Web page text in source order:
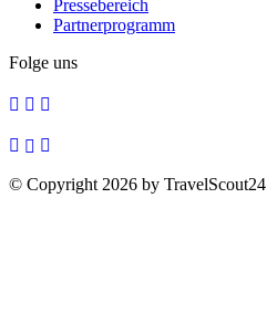
Pressebereich
Partnerprogramm
Folge uns
© Copyright 2026 by TravelScout24